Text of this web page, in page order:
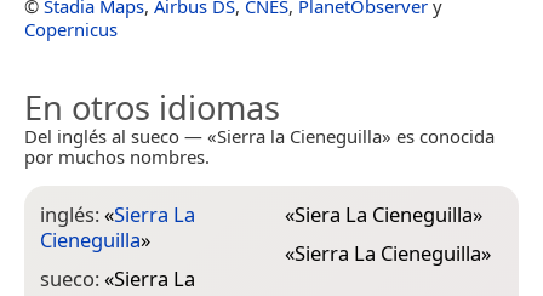
© Stadia Maps, Airbus DS, CNES, PlanetObserver y
Copernicus
En otros idiomas
Del inglés al sueco — «Sierra la Cieneguilla» es conocida
por muchos nombres.
inglés:«Sierra La
Cieneguilla»
sueco:«Sierra La
«Siera La Cieneguilla»
«Sierra La Cieneguilla»